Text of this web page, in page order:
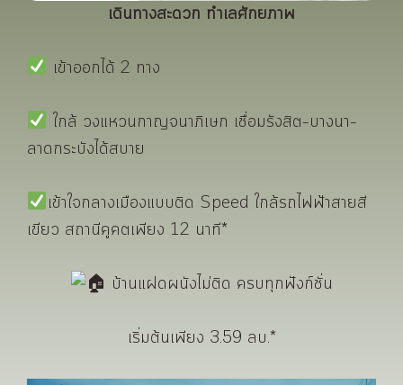
เดินทางสะดวก ทำเลศักยภาพ
เข้าออกได้ 2 ทาง
ใกล้ วงแหวนกาญจนาภิเษก เชื่อมรังสิต–บางนา–
ลาดกระบังได้สบาย
เข้าใจกลางเมืองแบบติด Speed ใกล้รถไฟฟ้าสายสี
เขียว สถานีคูคตเพียง 12 นาที*
บ้านแฝดผนังไม่ติด ครบทุกฟังก์ชั่น
เริ่มต้นเพียง 3.59 ลบ.*